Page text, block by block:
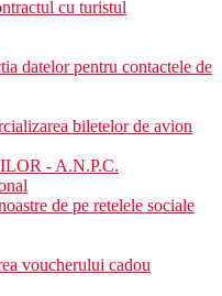
cu turistul
datelor pentru contactele de
biletelor de avion
- A.N.P.C.
de pe retelele sociale
voucherului cadou